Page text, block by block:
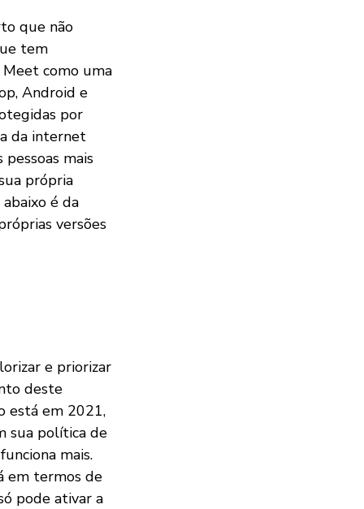
que não
tem
Meet como uma
Android e
por
da internet
mais
própria
é da
versões
e priorizar
deste
está em 2021,
sua política de
mais.
em termos de
pode ativar a